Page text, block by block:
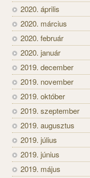
2020. április
2020. március
2020. február
2020. január
2019. december
2019. november
2019. október
2019. szeptember
2019. augusztus
2019. július
2019. június
2019. május